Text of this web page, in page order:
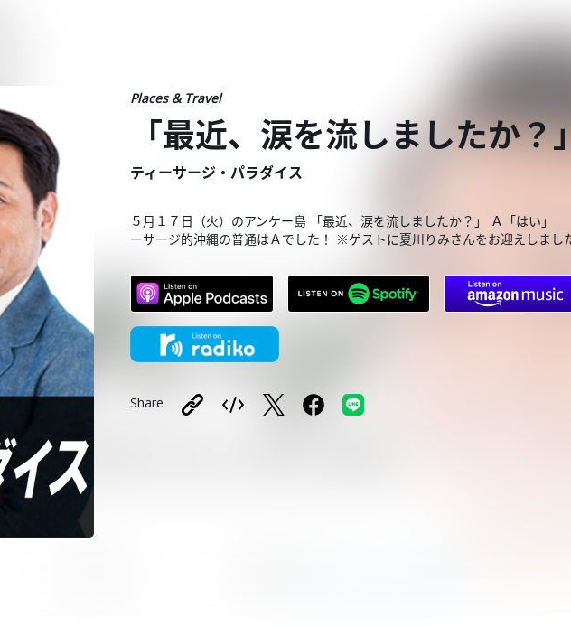
Places & Travel
「最近、涙を流しましたか？
ティーサージ・パラダイス
５月１７日（火）のアンケー島 「最近、涙を流しましたか？」 Ａ「はい
ーサージ的沖縄の普通はＡでした！ ※ゲストに夏川りみさんをお迎えしまし
Share